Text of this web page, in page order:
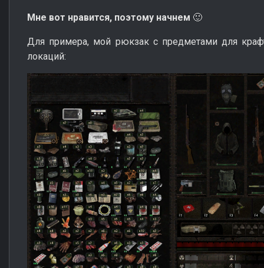
Мне вот нравится, поэтому начнем 🙂
Для примера, мой рюкзак с предметами для
локаций: